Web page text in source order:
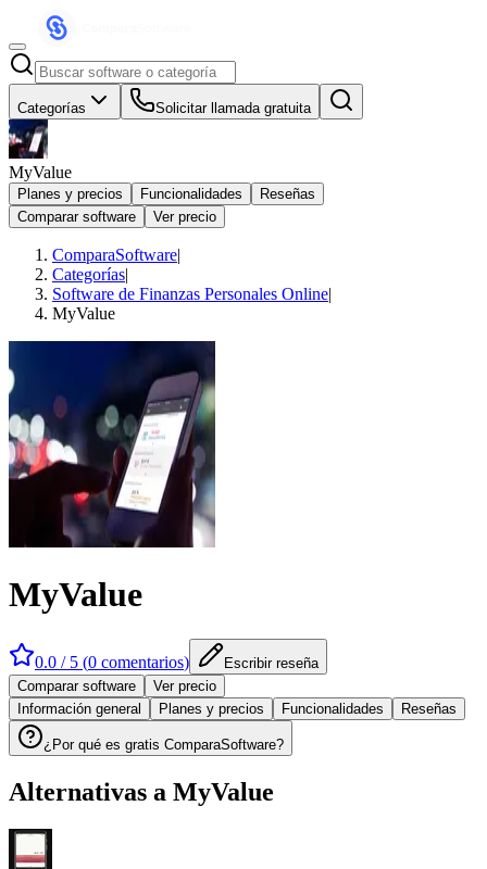
Categorías Solicitar llamada gratuita
MyValue
Planes y precios Funcionalidades
Reseñas
Comparar software
Ver precio
ComparaSoftware|
Categorías|
Software de Finanzas Personales Online|
MyValue
MyValue
0.0 / 5 (0 comentarios)
Escribir reseña
Comparar software
Ver precio
Información general
Planes y precios Funcionalidades Reseñas
¿Por qué es gratis ComparaSoftware?
Alternativas a MyValue